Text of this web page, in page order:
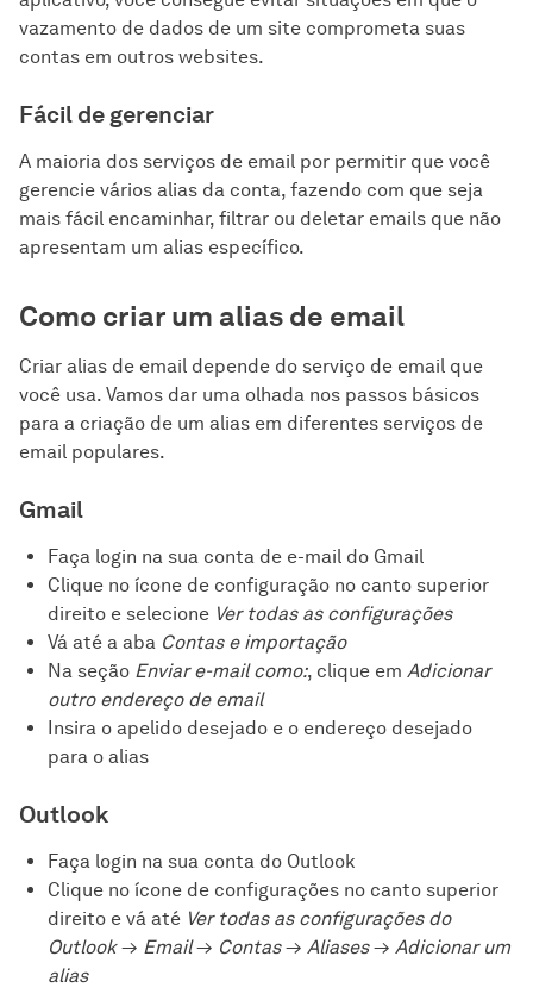
vazamento de dados de um site comprometa suas
contas em outros websites.
Fácil de gerenciar
A maioria dos serviços de email por permitir que você
gerencie vários alias da conta, fazendo com que seja
mais fácil encaminhar, filtrar ou deletar emails que não
apresentam um alias específico.
Como criar um alias de email
Criar alias de email depende do serviço de email que
você usa. Vamos dar uma olhada nos passos básicos
para a criação de um alias em diferentes serviços de
email populares.
Gmail
Faça login na sua conta de e-mail do Gmail
Clique no ícone de configuração no canto superior
direito e selecione Ver todas as configurações
Vá até a aba Contas e importação
Na seção Enviar e-mail como:, clique em Adicionar
outro endereço de email
Insira o apelido desejado e o endereço desejado
para o alias
Outlook
Faça login na sua conta do Outlook
Clique no ícone de configurações no canto superior
direito e vá até Ver todas as configurações do
Outlook→ Email→ Contas→ Aliases→ Adicionar um
alias